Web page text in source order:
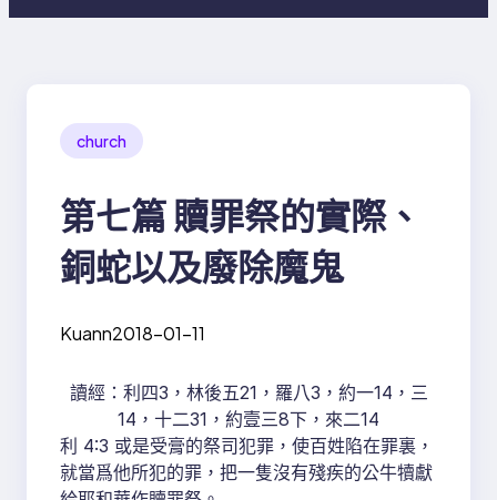
church
第七篇 贖罪祭的實際、
銅蛇以及廢除魔鬼
Kuann2018-01-11
讀經：利四3，林後五21，羅八3，約一14，三
14，十二31，約壹三8下，來二14
利 4:3 或是受膏的祭司犯罪，使百姓陷在罪裏，
就當爲他所犯的罪，把一隻沒有殘疾的公牛犢獻